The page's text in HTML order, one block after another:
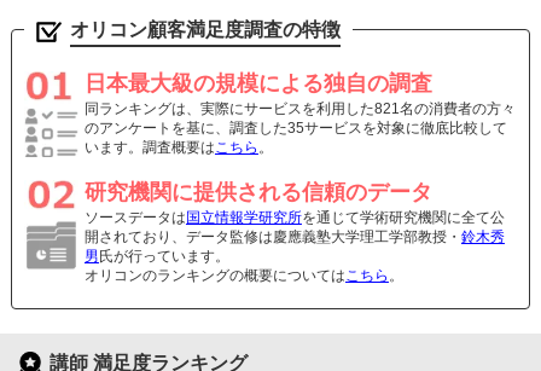
オリコン顧客満足度調査の特徴
日本最大級の規模による独自の調査
同ランキングは、実際にサービスを利用した821名の消費者の方々
のアンケートを基に、調査した35サービスを対象に徹底比較して
います。調査概要はこちら 。
研究機関に提供される信頼のデータ
ソースデータは 国立情報学研究所を通じて学術研究機関に全て公
開されており、データ監修は慶應義塾大学理工学部教授・ 鈴木秀
男 氏が行っています。
オリコンのランキングの概要についてはこちら 。
講師 満足度ランキング